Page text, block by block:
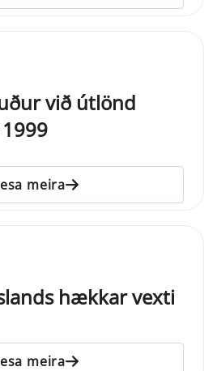
við útlönd
meira
hækkar vexti
meira